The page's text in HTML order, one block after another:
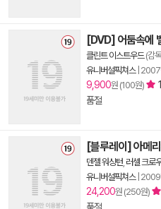
[DVD] 어둠속에
클린트 이스트우드(감
유니버설픽쳐스| 2007
9,900원 (100원)
품절
[블루레이] 아메
덴젤 워싱턴 러셀 크로
유니버설픽쳐스| 2009
24,200원 (250원)